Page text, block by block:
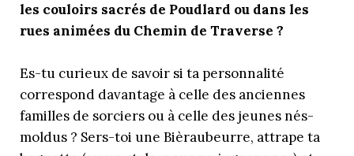
les couloirs sacrés de Poudlard ou dans les
rues animées du Chemin de Traverse ?
Es-tu curieux de savoir si ta personnalité
correspond davantage à celle des anciennes
familles de sorciers ou à celle des jeunes nés-
moldus ? Sers-toi une Bièraubeurre, attrape ta